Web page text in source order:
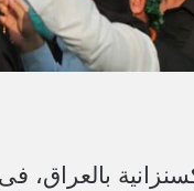
بالعراق،